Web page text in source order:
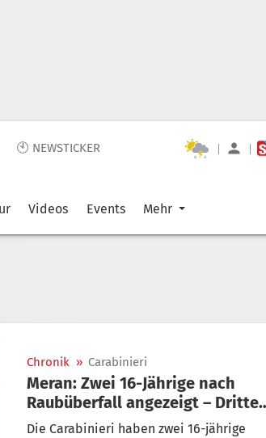
🕙 NEWSTICKER | |
Videos Events Mehr
Chronik » Carabinieri
Meran: Zwei 16-Jährige nach
Raubüberfall angezeigt – Dritter
gesucht
Die Carabinieri haben zwei 16-jährige